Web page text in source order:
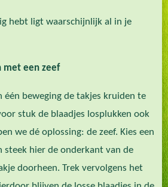
hebt ligt waarschijnlijk al in je
met een zeef
één beweging de takjes kruiden te
stuk de blaadjes losplukken ook
we dé oplossing: de zeef. Kies een
steek hier de onderkant van de
doorheen. Trek vervolgens het